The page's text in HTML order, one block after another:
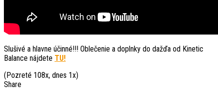
Slušivé a hlavne účinné!!! Oblečenie a doplnky do dažďa od Kinetic
Balance nájdete TU!
(Pozreté 108x, dnes 1x)
Share